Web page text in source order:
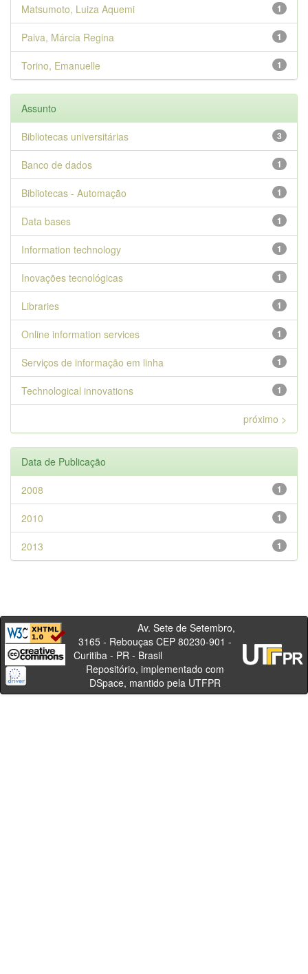
1
Matsumoto, Luiza Aquemi
1
Paiva, Márcia Regina
1
Torino, Emanuelle
Assunto
3
Bibliotecas universitárias
1
Banco de dados
1
Bibliotecas - Automação
1
Data bases
1
Information technology
1
Inovações tecnológicas
1
Libraries
1
Online information services
1
Serviços de informação em linha
1
Technological innovations
próximo >
Data de Publicação
1
2008
1
2010
1
2013
Av. Sete de Setembro,
3165 - Rebouças CEP 80230-901 -
Curitiba - PR - Brasil
Repositório, implementado com
DSpace, mantido pela UTFPR